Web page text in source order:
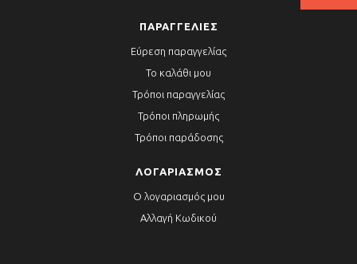
ΠΑΡΑΓΓΕΛΊΕΣ
Εύρεση παραγγελίας
Το καλάθι μου
Τρόποι παραγγελίας
Τρόποι πληρωμής
Τρόποι παράδοσης
ΛΟΓΑΡΙΑΣΜΌΣ
Ο λογαριασμός μου
Αλλαγή Κωδικού